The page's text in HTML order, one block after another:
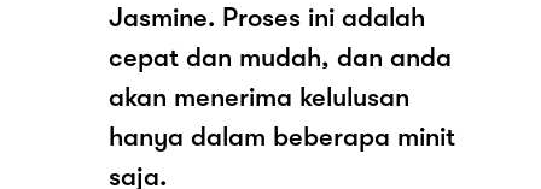
Jasmine. Proses ini adalah
cepat dan mudah, dan anda
akan menerima kelulusan
hanya dalam beberapa minit
saja.